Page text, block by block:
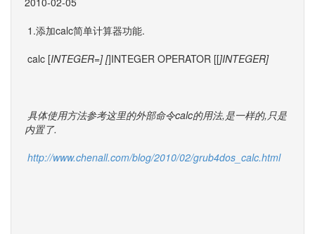
1.添加calc简单计算器功能.
calc [INTEGER=] []INTEGER OPERATOR [[]INTEGER]
具体使用方法参考这里的外部命令calc的用法,是一样的,只是
内置了.
http://www.chenall.com/blog/2010/02/grub4dos_calc.html